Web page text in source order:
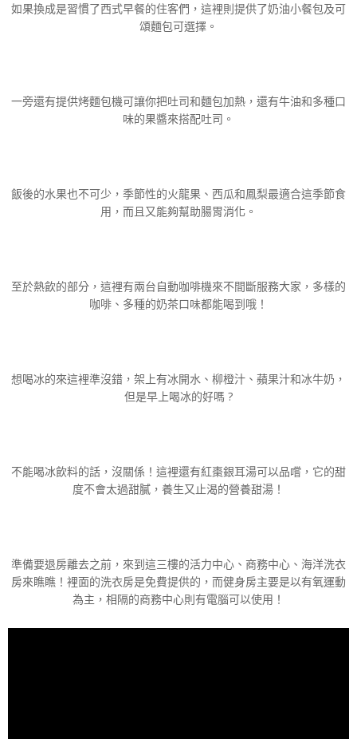
如果換成是習慣了西式早餐的住客們，這裡則提供了奶油小餐包及可
頌麵包可選擇。
一旁還有提供烤麵包機可讓你把吐司和麵包加熱，還有牛油和多種口
味的果醬來搭配吐司。
飯後的水果也不可少，季節性的火龍果、西瓜和鳳梨最適合這季節食
用，而且又能夠幫助腸胃消化。
至於熱飲的部分，這裡有兩台自動咖啡機來不間斷服務大家，多樣的
咖啡、多種的奶茶口味都能喝到哦！
想喝冰的來這裡準沒錯，架上有冰開水、柳橙汁、蘋果汁和冰牛奶，
但是早上喝冰的好嗎 ?
不能喝冰飲料的話，沒關係！這裡還有紅棗銀耳湯可以品嚐，它的甜
度不會太過甜膩，養生又止渴的營養甜湯！
準備要退房離去之前，來到這三樓的活力中心、商務中心、海洋洗衣
房來瞧瞧！裡面的洗衣房是免費提供的，而健身房主要是以有氧運動
為主，相隔的商務中心則有電腦可以使用！